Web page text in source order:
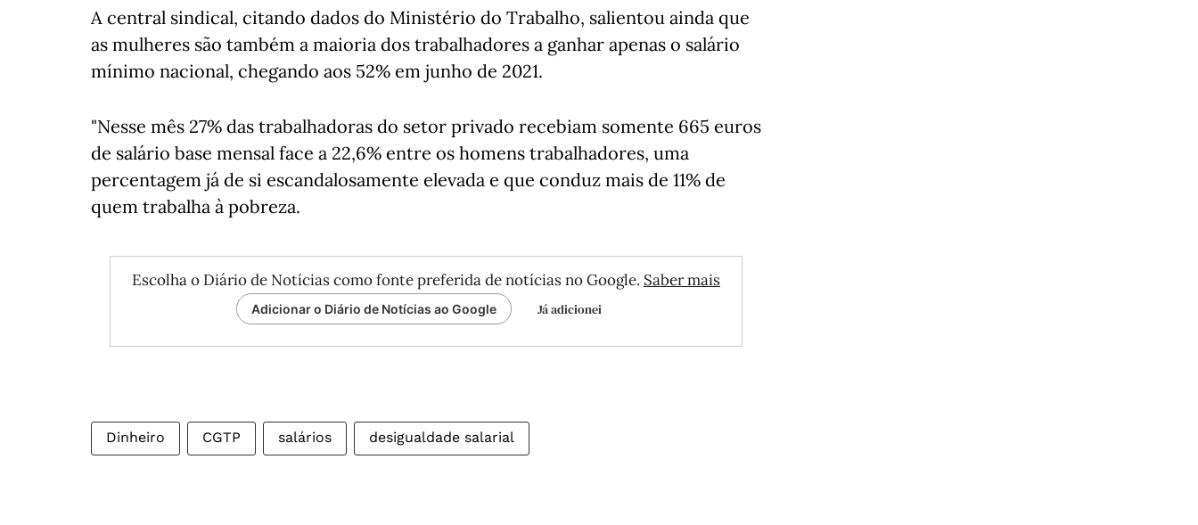
A central sindical, citando dados do Ministério do Trabalho, salientou ainda que
as mulheres são também a maioria dos trabalhadores a ganhar apenas o salário
mínimo nacional, chegando aos 52% em junho de 2021.
"Nesse mês 27% das trabalhadoras do setor privado recebiam somente 665 euros
de salário base mensal face a 22,6% entre os homens trabalhadores, uma
percentagem já de si escandalosamente elevada e que conduz mais de 11% de
quem trabalha à pobreza.
Escolha o Diário de Notícias como fonte preferida de notícias no Google. Saber mais
Adicionar o Diário de Notícias ao Google Já adicionei
Dinheiro CGTP salários desigualdade salarial